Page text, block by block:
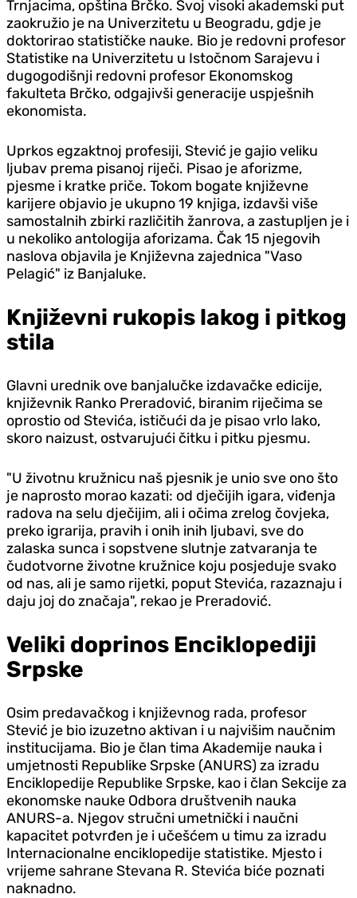
Trnjacima, opština Brčko. Svoj visoki akademski put
zaokružio je na Univerzitetu u Beogradu, gdje je
doktorirao statističke nauke. Bio je redovni profesor
Statistike na Univerzitetu u Istočnom Sarajevu i
dugogodišnji redovni profesor Ekonomskog
fakulteta Brčko, odgajivši generacije uspješnih
ekonomista.
Uprkos egzaktnoj profesiji, Stević je gajio veliku
ljubav prema pisanoj riječi. Pisao je aforizme,
pjesme i kratke priče. Tokom bogate književne
karijere objavio je ukupno 19 knjiga, izdavši više
samostalnih zbirki različitih žanrova, a zastupljen je i
u nekoliko antologija aforizama. Čak 15 njegovih
naslova objavila je Književna zajednica "Vaso
Pelagić" iz Banjaluke.
Književni rukopis lakog i pitkog
stila
Glavni urednik ove banjalučke izdavačke edicije,
književnik Ranko Preradović, biranim riječima se
oprostio od Stevića, ističući da je pisao vrlo lako,
skoro naizust, ostvarujući čitku i pitku pjesmu.
"U životnu kružnicu naš pjesnik je unio sve ono što
je naprosto morao kazati: od dječijih igara, viđenja
radova na selu dječijim, ali i očima zrelog čovjeka,
preko igrarija, pravih i onih inih ljubavi, sve do
zalaska sunca i sopstvene slutnje zatvaranja te
čudotvorne životne kružnice koju posjeduje svako
od nas, ali je samo rijetki, poput Stevića, razaznaju i
daju joj do značaja", rekao je Preradović.
Veliki doprinos Enciklopediji
Srpske
Osim predavačkog i književnog rada, profesor
Stević je bio izuzetno aktivan i u najvišim naučnim
institucijama. Bio je član tima Akademije nauka i
umjetnosti Republike Srpske (ANURS) za izradu
Enciklopedije Republike Srpske, kao i član Sekcije za
ekonomske nauke Odbora društvenih nauka
ANURS-a. Njegov stručni umetnički i naučni
kapacitet potvrđen je i učešćem u timu za izradu
Internacionalne enciklopedije statistike. Mjesto i
vrijeme sahrane Stevana R. Stevića biće poznati
naknadno.